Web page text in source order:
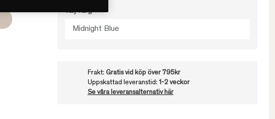
Välj färg
Midnight Blue
Frakt: Gratis vid köp över 795kr
Uppskattad leveranstid: 1-2 veckor
Se våra leveransalternativ här